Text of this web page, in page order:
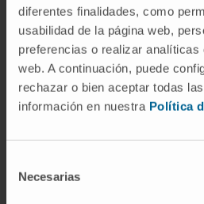
diferentes finalidades, como
usabilidad de la página web,
preferencias o realizar analíticas
web. A continuación, puede
rechazar o bien aceptar todas
información en nuestra Política
Necesarias
Notre
Spécialistes en
orthopédique et
la petite taille